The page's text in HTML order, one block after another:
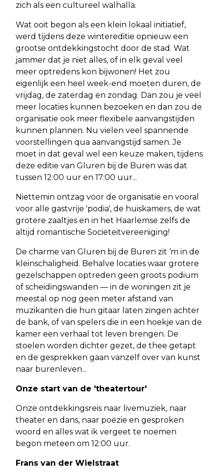
zich als een cultureel walhalla.
Wat ooit begon als een klein lokaal initiatief,
werd tijdens deze wintereditie opnieuw een
grootse ontdekkingstocht door de stad. Wat
jammer dat je niet alles, of in elk geval veel
meer optredens kon bijwonen! Het zou
eigenlijk een heel week-end moeten duren, de
vrijdag, de zaterdag en zondag. Dan zou je veel
meer locaties kunnen bezoeken en dan zou de
organisatie ook meer flexibele aanvangstijden
kunnen plannen. Nu vielen veel spannende
voorstellingen qua aanvangstijd samen. Je
moet in dat geval wel een keuze maken, tijdens
deze editie van Gluren bij de Buren was dat
tussen 12:00 uur en 17:00 uur...
Niettemin ontzag voor de organisatie en vooral
voor alle gastvrije 'podia', de huiskamers, de wat
grotere zaaltjes en in het Haarlemse zelfs de
altijd romantische Sociëteitvereeniging!
De charme van Gluren bij de Buren zit ‘m in de
kleinschaligheid. Behalve locaties waar grotere
gezelschappen optreden geen groots podium
of scheidingswanden — in de woningen zit je
meestal op nog geen meter afstand van
muzikanten die hun gitaar laten zingen achter
de bank, of van spelers die in een hoekje van de
kamer een verhaal tot leven brengen. De
stoelen worden dichter gezet, de thee getapt
en de gesprekken gaan vanzelf over van kunst
naar burenleven...
Onze start van de 'theatertour'
Onze ontdekkingsreis naar livemuziek, naar
theater en dans, naar poëzie en gesproken
woord en alles wat ik vergeet te noemen
begon meteen om 12:00 uur.
Frans van der Wielstraat